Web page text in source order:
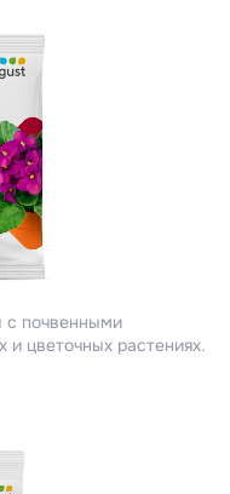
с почвенными
и цветочных растениях.